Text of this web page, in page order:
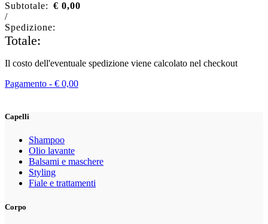
Subtotale: € 0,00
/
Spedizione:
Totale:
Il costo dell'eventuale spedizione viene calcolato nel checkout
Pagamento - € 0,00
Capelli
Shampoo
Olio lavante
Balsami e maschere
Styling
Fiale e trattamenti
Corpo